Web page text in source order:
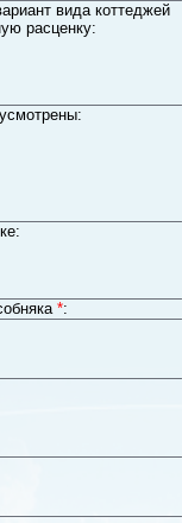
вида коттеджей
расценку:
*: